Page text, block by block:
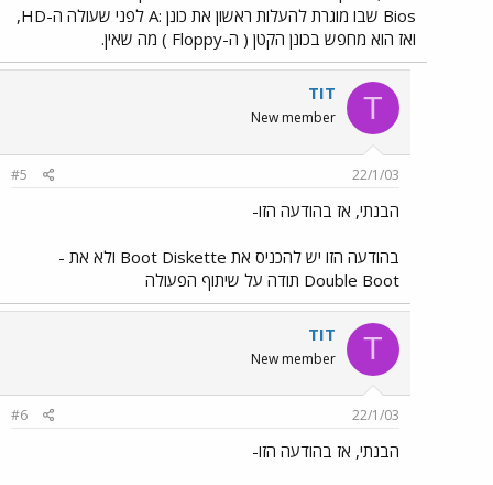
Bios שבו מוגרת להעלות ראשון את כונן :A לפני שעולה ה-HD,
ואז הוא מחפש בכונן הקטן ( ה-Floppy ) מה שאין.
T
TIT
New member
22/1/03
#5
הבנתי, אז בהודעה הזו-
בהודעה הזו יש להכניס את Boot Diskette ולא את -
Double Boot תודה על שיתוף הפעולה
T
TIT
New member
22/1/03
#6
הבנתי, אז בהודעה הזו-